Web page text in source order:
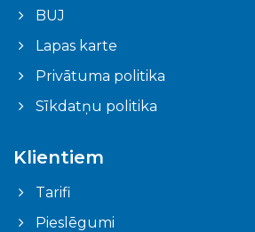
BUJ
Lapas karte
Privātuma politika
Sīkdatņu politika
Klientiem
Tarifi
Pieslēgumi